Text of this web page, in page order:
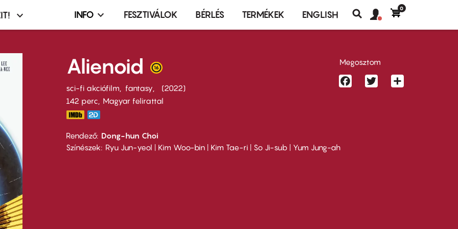
Infó,
terembérlés
menü
INFO FESZTIVÁLOK BÉRLÉS TERMÉKEK ENGLISH
Keresés
fiók
Felhasználói
0
Alienoid
sci-fi akciófilm fantasy
2022
142 perc,
Magyar felirattal
Rendező Dong-hun Choi
Színészek
Ryu Jun-yeol | Kim Woo-bin | Kim Tae-ri | So Ji-sub | Yum Jung-ah
Megosztom
FacebookTwitter